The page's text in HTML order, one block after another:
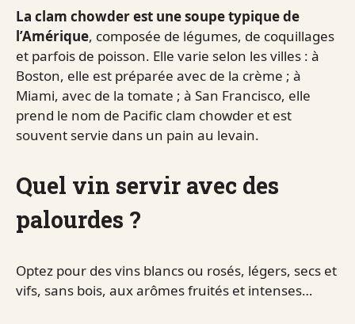
La clam chowder est une soupe typique de
l’Amérique, composée de légumes, de coquillages
et parfois de poisson. Elle varie selon les villes : à
Boston, elle est préparée avec de la crème ; à
Miami, avec de la tomate ; à San Francisco, elle
prend le nom de Pacific clam chowder et est
souvent servie dans un pain au levain.
Quel vin servir avec des
palourdes ?
Optez pour des vins blancs ou rosés, légers, secs et
vifs, sans bois, aux arômes fruités et intenses…